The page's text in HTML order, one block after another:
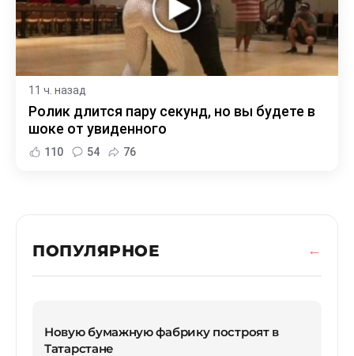
11 ч. назад
Ролик длится пару секунд, но вы будете в
шоке от увиденного
110 54 76
ПОПУЛЯРНОЕ
Новую бумажную фабрику построят в
Татарстане